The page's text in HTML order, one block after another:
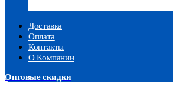
Доставка
Оплата
Контакты
О Компании
Оптовые скидки